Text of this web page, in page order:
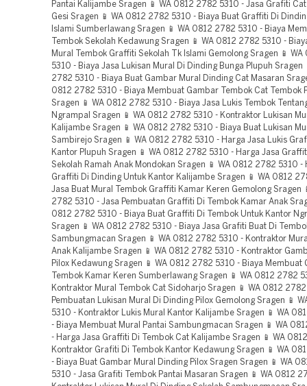
Pantai Kalijambe Sragen 📱 WA 0812 2782 5310 - Jasa Grafiti
Gesi Sragen 📱 WA 0812 2782 5310 - Biaya Buat Graffiti Di
Islami Sumberlawang Sragen 📱 WA 0812 2782 5310 - Biaya
Tembok Sekolah Kedawung Sragen 📱 WA 0812 2782 5310 -
Mural Tembok Graffiti Sekolah Tk Islami Gemolong Sragen 📱
5310 - Biaya Jasa Lukisan Mural Di Dinding Bunga Plupuh Sragen
2782 5310 - Biaya Buat Gambar Mural Dinding Cat Masaran
0812 2782 5310 - Biaya Membuat Gambar Tembok Cat Tembok
Sragen 📱 WA 0812 2782 5310 - Biaya Jasa Lukis Tembok
Ngrampal Sragen 📱 WA 0812 2782 5310 - Kontraktor Lukisan
Kalijambe Sragen 📱 WA 0812 2782 5310 - Biaya Buat Lukisan
Sambirejo Sragen 📱 WA 0812 2782 5310 - Harga Jasa Lukis
Kantor Plupuh Sragen 📱 WA 0812 2782 5310 - Harga Jasa
Sekolah Ramah Anak Mondokan Sragen 📱 WA 0812 2782 5310 -
Graffiti Di Dinding Untuk Kantor Kalijambe Sragen 📱 WA 0812
Jasa Buat Mural Tembok Graffiti Kamar Keren Gemolong Sragen
2782 5310 - Jasa Pembuatan Graffiti Di Tembok Kamar Anak
0812 2782 5310 - Biaya Buat Graffiti Di Tembok Untuk Kantor
Sragen 📱 WA 0812 2782 5310 - Biaya Jasa Grafiti Buat Di
Sambungmacan Sragen 📱 WA 0812 2782 5310 - Kontraktor
Anak Kalijambe Sragen 📱 WA 0812 2782 5310 - Kontraktor
Pilox Kedawung Sragen 📱 WA 0812 2782 5310 - Biaya Membuat
Tembok Kamar Keren Sumberlawang Sragen 📱 WA 0812 2782
Kontraktor Mural Tembok Cat Sidoharjo Sragen 📱 WA 0812
Pembuatan Lukisan Mural Di Dinding Pilox Gemolong Sragen 📱
5310 - Kontraktor Lukis Mural Kantor Kalijambe Sragen 📱 WA
- Biaya Membuat Mural Pantai Sambungmacan Sragen 📱 WA
- Harga Jasa Graffiti Di Tembok Cat Kalijambe Sragen 📱 WA
Kontraktor Grafiti Di Tembok Kantor Kedawung Sragen 📱 WA
- Biaya Buat Gambar Mural Dinding Pilox Sragen Sragen 📱 WA
5310 - Jasa Grafiti Tembok Pantai Masaran Sragen 📱 WA 0812